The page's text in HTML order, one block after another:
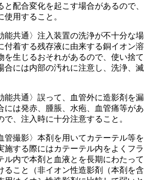
と配合変化を起こす場合があるので、
用すること。
共通〉注入装置の洗浄が不十分な場
付着する残存液に由来する銅イオン溶
を生じるおそれがあるので、使い捨て
合には内部の汚れに注意し、洗浄、滅
共通〉誤って、血管外に造影剤を漏
には発赤、腫脹、水疱、血管痛等があ
で、注入時に十分注意すること。
撮影〉本剤を用いてカテーテル等を
施する際にはカテーテル内をよくフラ
ル内で本剤と血液とを長期にわたって
ること（非イオン性造影剤（本剤を含